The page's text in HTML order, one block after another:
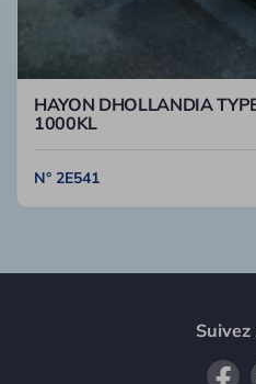
HAYON DHOLLANDIA
1000KL
N° 2E541
Suivez